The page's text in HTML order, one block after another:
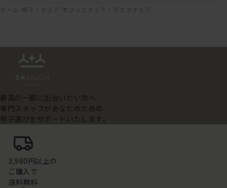
ホーム 椅子・チェア オフィスチェア・デスクチェア
最高の一脚に出会いたい方へ
専門スタッフがあなたのための
椅子選びをサポートいたします。
3,980円以上の
ご購入で
送料無料